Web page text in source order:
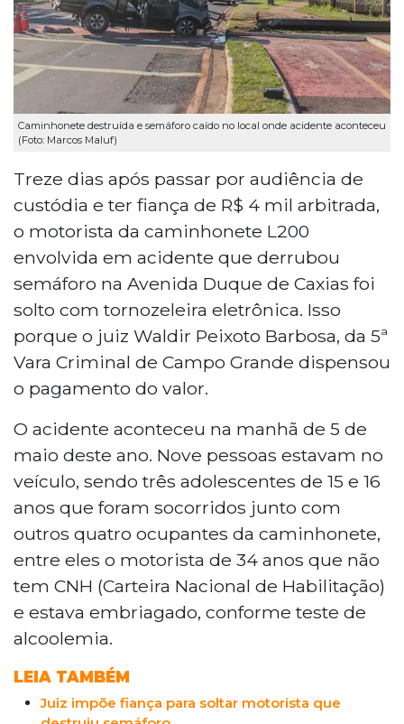
Caminhonete destruída e semáforo caído no local onde acidente aconteceu
(Foto: Marcos Maluf)
Treze dias após passar por audiência de
custódia e ter fiança de R$ 4 mil arbitrada,
o motorista da caminhonete L200
envolvida em acidente que derrubou
semáforo na Avenida Duque de Caxias foi
solto com tornozeleira eletrônica. Isso
porque o juiz Waldir Peixoto Barbosa, da 5ª
Vara Criminal de Campo Grande dispensou
o pagamento do valor.
O acidente aconteceu na manhã de 5 de
maio deste ano. Nove pessoas estavam no
veículo, sendo três adolescentes de 15 e 16
anos que foram socorridos junto com
outros quatro ocupantes da caminhonete,
entre eles o motorista de 34 anos que não
tem CNH (Carteira Nacional de Habilitação)
e estava embriagado, conforme teste de
alcoolemia.
LEIA TAMBÉM
Juiz impõe fiança para soltar motorista que